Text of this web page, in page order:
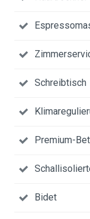
Schreibtisch
Premium-
Bidet